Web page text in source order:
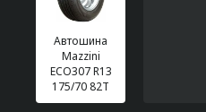
Автошина
Mazzini
ECO307 R13
175/70 82T